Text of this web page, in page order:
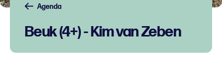
Agenda
Beuk (4+) - Kim van Zeben